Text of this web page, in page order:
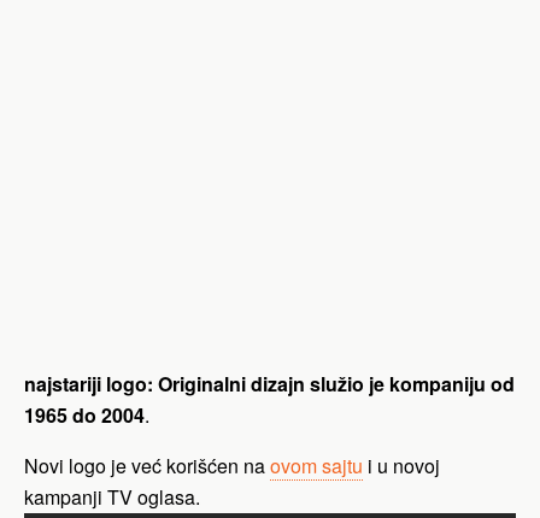
najstariji logo: Originalni dizajn služio je kompaniju od
1965 do 2004.
Novi logo je već korišćen naovom sajtu i u novoj
kampanji TV oglasa.